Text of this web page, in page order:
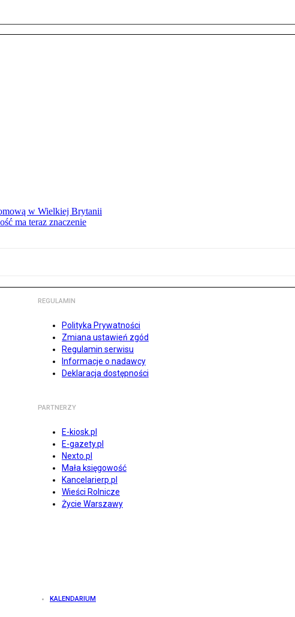
w Wielkiej Brytanii
ma teraz znaczenie
REGULAMIN
Polityka Prywatności
Zmiana ustawień zgód
Regulamin serwisu
Informacje o nadawcy
Deklaracja dostępności
PARTNERZY
E-kiosk.pl
E-gazety.pl
Nexto.pl
Mała księgowość
Kancelarierp.pl
Wieści Rolnicze
Życie Warszawy
KALENDARIUM